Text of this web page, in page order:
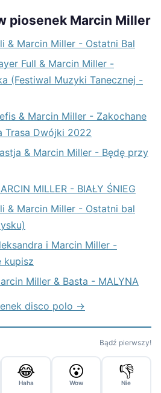
piosenek Marcin Miller
& Marcin Miller - Ostatni Bal
Full & Marcin Miller -
(Festiwal Muzyki Tanecznej -
& Marcin Miller - Zakochane
Trasa Dwójki 2022
& Marcin Miller - Będę przy
MILLER - BIAŁY ŚNIEG
& Marcin Miller - Ostatni bal
i Marcin Miller -
kupisz
Miller & Basta - MALYNA
disco polo →
Bądź pierwszy!
😂
Haha
😮
Wow
👎
Nie